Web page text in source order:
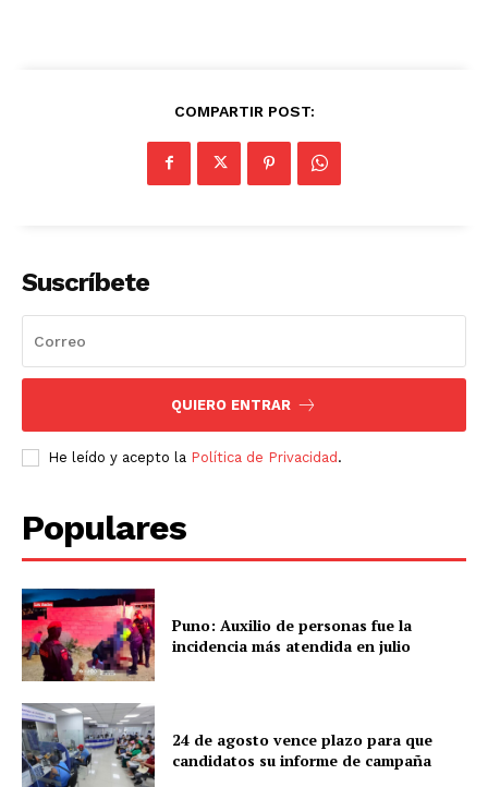
COMPARTIR POST:
Suscríbete
QUIERO ENTRAR
He leído y acepto la Política de Privacidad.
Populares
Puno: Auxilio de personas fue la
incidencia más atendida en julio
24 de agosto vence plazo para que
candidatos su informe de campaña